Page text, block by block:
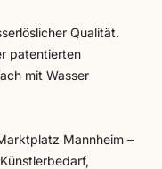
Qualität.
patentierten
mit Wasser
Mannheim –